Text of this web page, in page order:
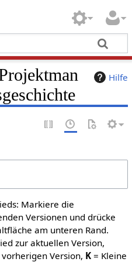
Hilfe
Markiere die
Versionen und drücke
am unteren Rand.
zur aktuellen Version,
Version, K= Kleine